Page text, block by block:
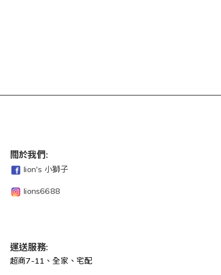
關於我們:
lion's 小獅子
lions6688
運送服務:
超商7-11、全家、宅配